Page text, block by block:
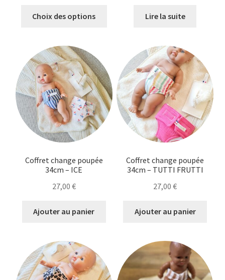
Choix des options
variations.
Les
options
peuvent
être
choisies
Lire la suite
Coffret change poupée
34cm – ICE
27,00 €
Ajouter au panier
Coffret change poupée
34cm – TUTTI FRUTTI
27,00€
Ajouter au panier